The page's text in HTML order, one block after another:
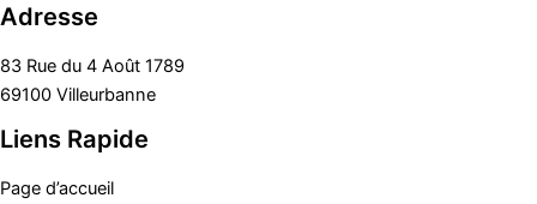
Adresse
83 Rue du 4 Août 1789
69100 Villeurbanne
Liens Rapide
Page d’accueil